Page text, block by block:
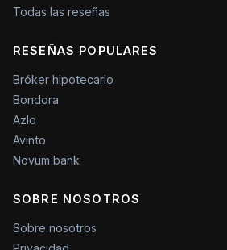
Todas las reseñas
RESEÑAS POPULARES
Bróker hipotecario
Bondora
Azlo
Avinto
Novum bank
SOBRE NOSOTROS
Sobre nosotros